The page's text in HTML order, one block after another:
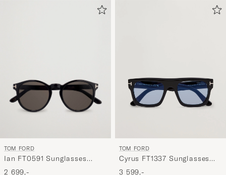
TOM FORD
Ian FT0591 Sunglasses
Shiny Black
2 699,-
TOM FORD
Cyrus FT1337 Sunglasses
Black/Blue
3 599,-